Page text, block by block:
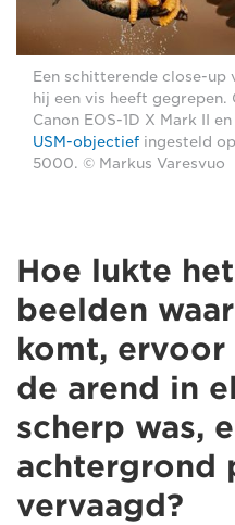
Een schitterende close-up
hij een vis heeft
Canon EOS-1D X Mark II en
USM-objectief ingesteld
5000. © Markus Varesvuo
Hoe lukte
beelden
komt,
de arend in
scherp was,
achtergrond
vervaagd?